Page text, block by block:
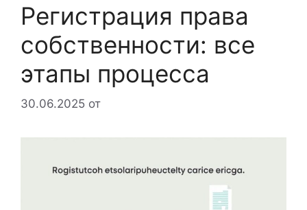
Регистрация права
собственности: все
этапы процесса
30.06.2025 от